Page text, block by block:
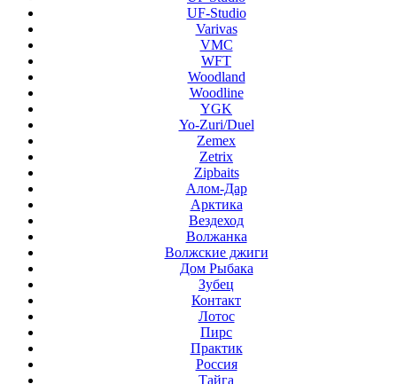
UF-Studio
Varivas
VMC
WFT
Woodland
Woodline
YGK
Yo-Zuri/Duel
Zemex
Zetrix
Zipbaits
Алом-Дар
Арктика
Вездеход
Волжанка
Волжские джиги
Дом Рыбака
Зубец
Контакт
Лотос
Пирс
Практик
Россия
Тайга